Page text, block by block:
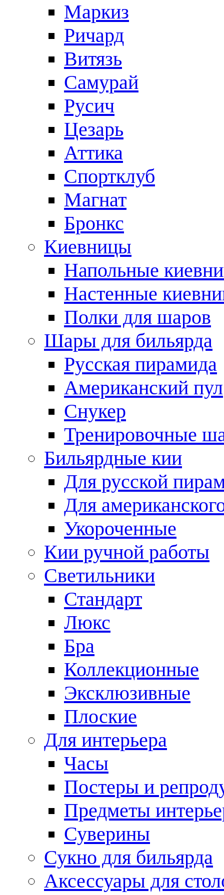
Маркиз
Ричард
Витязь
Самурай
Русич
Цезарь
Аттика
Спортклуб
Магнат
Бронкс
Киевницы
Напольные
Настенные
Полки для шаров
Шары для бильярда
Русская пирамида
Американский пул
Снукер
Тренировочные
Бильярдные кии
Для русской
Для
Укороченные
Кии ручной работы
Светильники
Стандарт
Люкс
Бра
Коллекционные
Эксклюзивные
Плоские
Для интерьера
Часы
Постеры и
Предметы
Суверины
Сукно для бильярда
Аксессуары для